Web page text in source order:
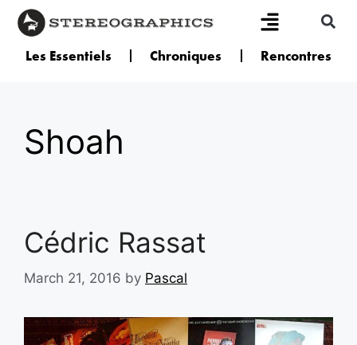
Les Essentiels Chroniques Rencontres
Shoah
Cédric Rassat
March 21, 2016 by Pascal